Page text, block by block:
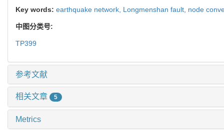
Key words: earthquake network, Longmenshan fault, node
中图分类号:
TP399
参考文献
相关文章 5
Metrics